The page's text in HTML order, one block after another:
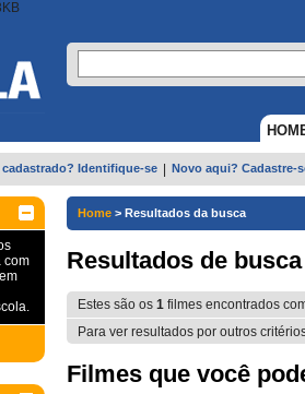
cadastrado? Identifique-se Novo aqui? Cadastre-
com
Home > Resultados da busca
Resultados de busca
Estes são os 1 filmes encontrados
Para ver resultados por outros
Filmes que você